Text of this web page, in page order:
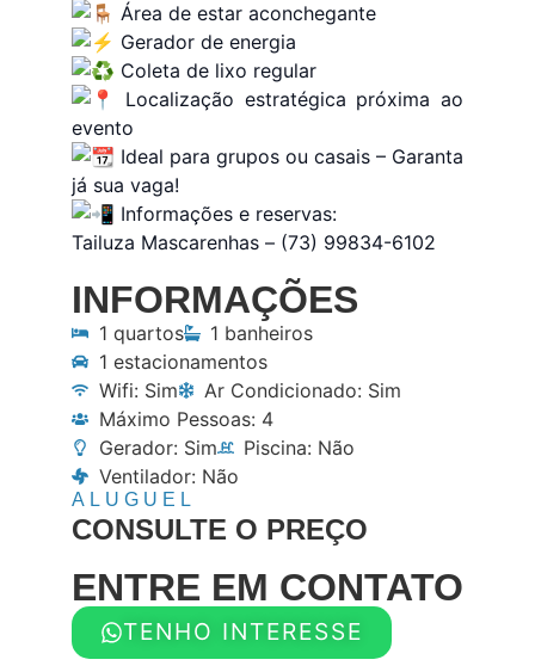
Área de estar aconchegante
Gerador de energia
Coleta de lixo regular
Localização estratégica próxima ao
evento
Ideal para grupos ou casais – Garanta
já sua vaga!
Informações e reservas:
Tailuza Mascarenhas – (73) 99834-6102
INFORMAÇÕES
1 quartos
1 banheiros
1 estacionamentos
Wifi: Sim
Ar Condicionado: Sim
Máximo Pessoas: 4
Gerador: Sim
Piscina: Não
Ventilador: Não
ALUGUEL
CONSULTE O PREÇO
ENTRE EM CONTATO
TENHO INTERESSE